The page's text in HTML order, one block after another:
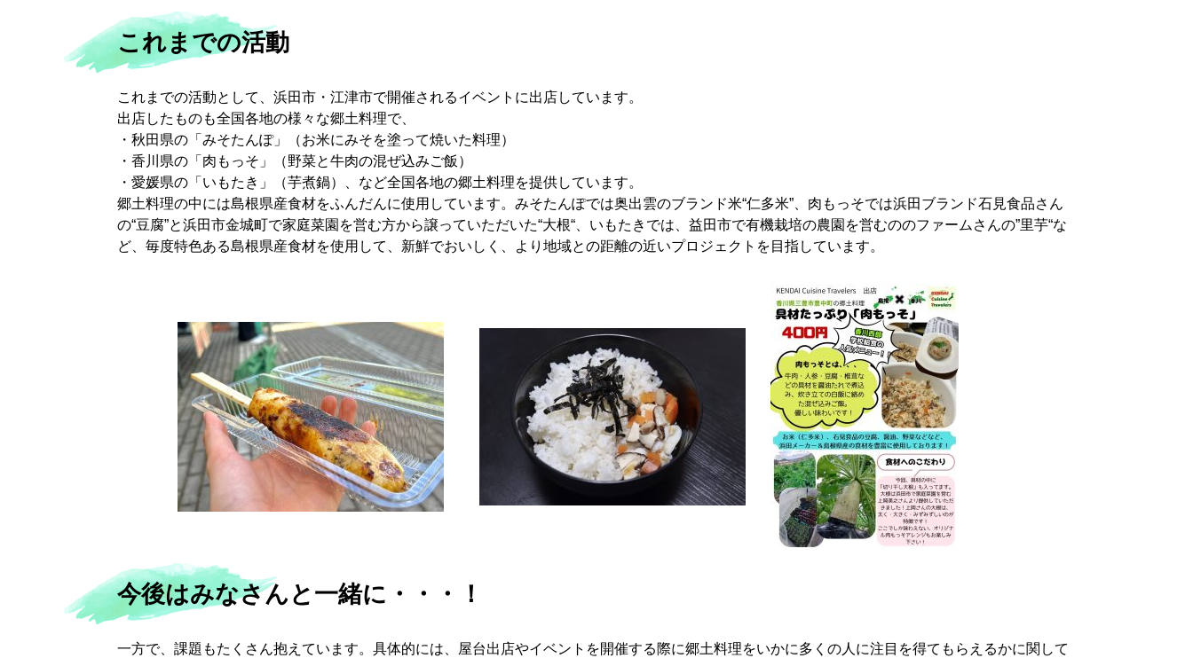
これまでの活動
これまでの活動として、浜田市・江津市で開催されるイベントに出店しています。
出店したものも全国各地の様々な郷土料理で、
・秋田県の「みそたんぽ」（お米にみそを塗って焼いた料理）
・香川県の「肉もっそ」（野菜と牛肉の混ぜ込みご飯）
・愛媛県の「いもたき」（芋煮鍋）、など全国各地の郷土料理を提供しています。
郷土料理の中には島根県産食材をふんだんに使用しています。みそたんぽでは奥出雲のブランド米“仁多米”、肉もっそでは浜田ブランド石見食品さん
の“豆腐”と浜田市金城町で家庭菜園を営む方から譲っていただいた“大根“、いもたきでは、益田市で有機栽培の農園を営むののファームさんの”里芋“な
ど、毎度特色ある島根県産食材を使用して、新鮮でおいしく、より地域との距離の近いプロジェクトを目指しています。
今後はみなさんと一緒に・・・！
一方で、課題もたくさん抱えています。具体的には、屋台出店やイベントを開催する際に郷土料理をいかに多くの人に注目を得てもらえるかに関して